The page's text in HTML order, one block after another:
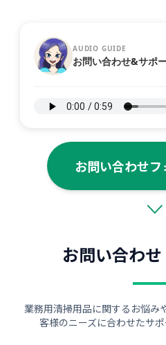
AUDIO GUIDE
お問い合わせ&サポ
お問い合わせ
お問い合わ
業務用清掃用品に関するお悩み
客様のニーズに合わせたサ